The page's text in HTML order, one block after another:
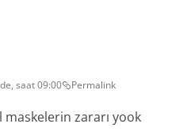
saat 09:00 Permalink
maskelerin zararı yook